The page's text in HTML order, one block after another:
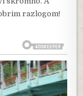
razlogom!